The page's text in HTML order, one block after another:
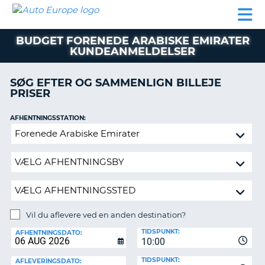
BILUDLEJNING
AUTOCAMPER
AUTO
EUROPE
BILUDLEJNING
AUTOCAMPER
LEJE
PARTNER
SUPPORT
KONTO
ADMINISTRER
BOOKING
BUDGET FORENEDE ARABISKE EMIRATER
KUNDEANMELDELSER
SØG EFTER OG SAMMENLIGN BILLEJE
PRISER
Vil
aflevere
anden
destination?
AFHENTNINGSSTATION:
Vil du aflevere ved en anden destination?
AFHENTNINGSDATO:
10:00
TIDSPUNKT:
AFLEVERINGSDATO: TIDSPUNKT: